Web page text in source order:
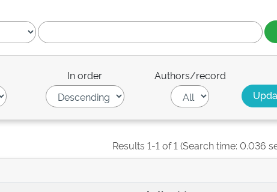
In order Authors/record
Results 1-1 of 1 (Search time: 0.036